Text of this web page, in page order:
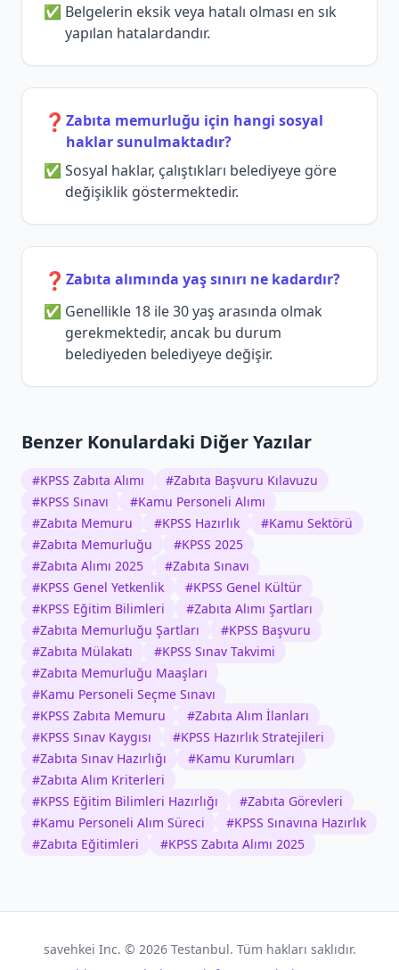
Belgelerin eksik veya hatalı olması en sık
yapılan hatalardandır.
❓ Zabıta memurluğu için hangi sosyal
haklar sunulmaktadır?
Sosyal haklar, çalıştıkları belediyeye göre
değişiklik göstermektedir.
❓ Zabıta alımında yaş sınırı ne kadardır?
Genellikle 18 ile 30 yaş arasında olmak
gerekmektedir, ancak bu durum
belediyeden belediyeye değişir.
Benzer Konulardaki Diğer Yazılar
#KPSS Zabıta Alımı #Zabıta Başvuru Kılavuzu
#KPSS Sınavı #Kamu Personeli Alımı
#Zabıta Memuru #KPSS Hazırlık #Kamu Sektörü
#Zabıta Memurluğu #KPSS 2025
#Zabıta Alımı 2025 #Zabıta Sınavı
#KPSS Genel Yetkenlik #KPSS Genel Kültür
#KPSS Eğitim Bilimleri #Zabıta Alımı Şartları
#Zabıta Memurluğu Şartları #KPSS Başvuru
#Zabıta Mülakatı #KPSS Sınav Takvimi
#Zabıta Memurluğu Maaşları
#Kamu Personeli Seçme Sınavı
#KPSS Zabıta Memuru #Zabıta Alım İlanları
#KPSS Sınav Kaygısı #KPSS Hazırlık Stratejileri
#Zabıta Sınav Hazırlığı #Kamu Kurumları
#Zabıta Alım Kriterleri
#KPSS Eğitim Bilimleri Hazırlığı #Zabıta Görevleri
#Kamu Personeli Alım Süreci #KPSS Sınavına Hazırlık
#Zabıta Eğitimleri #KPSS Zabıta Alımı 2025
savehkei Inc. © 2026Testanbul. Tüm hakları saklıdır.